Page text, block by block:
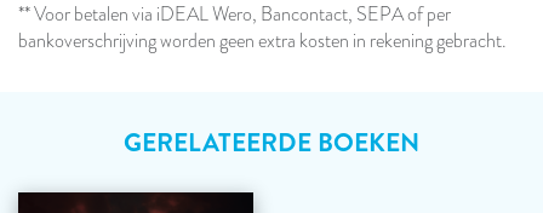
** Voor betalen via iDEAL Wero, Bancontact, SEPA of per
bankoverschrijving worden geen extra kosten in rekening gebracht.
GERELATEERDE BOEKEN